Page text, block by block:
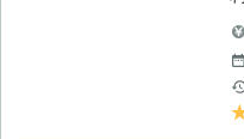
です